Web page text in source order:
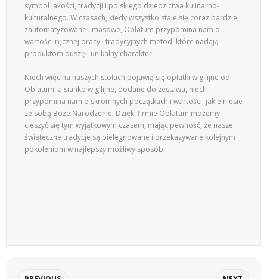
symbol jakości, tradycji i polskiego dziedzictwa kulinarno-
kulturalnego. W czasach, kiedy wszystko staje się coraz bardziej
zautomatyzowane i masowe, Oblatum przypomina nam o
wartości ręcznej pracy i tradycyjnych metod, które nadają
produktom duszę i unikalny charakter.
Niech więc na naszych stołach pojawią się opłatki wigilijne od
Oblatum, a sianko wigilijne, dodane do zestawu, niech
przypomina nam o skromnych początkach i wartości, jakie niesie
ze sobą Boże Narodzenie. Dzięki firmie Oblatum możemy
cieszyć się tym wyjątkowym czasem, mając pewność, że nasze
świąteczne tradycje są pielęgnowane i przekazywane kolejnym
pokoleniom w najlepszy możliwy sposób.